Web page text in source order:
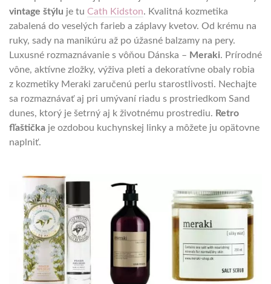
vintage štýlu je tu Cath Kidston. Kvalitná kozmetika
zabalená do veselých farieb a záplavy kvetov. Od krému na
ruky, sady na manikúru až po úžasné balzamy na pery.
Luxusné rozmaznávanie s vôňou Dánska – Meraki. Prírodné
vône, aktívne zložky, výživa pleti a dekoratívne obaly robia
z kozmetiky Meraki zaručenú perlu starostlivosti. Nechajte
sa rozmaznávať aj pri umývaní riadu s prostriedkom Sand
dunes, ktorý je šetrný aj k životnému prostrediu. Retro
fľaštička je ozdobou kuchynskej linky a môžete ju opätovne
naplniť.